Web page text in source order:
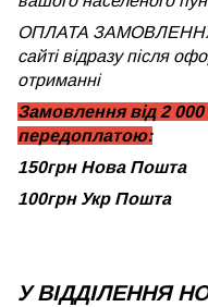
ОПЛАТА ЗАМОВЛЕННЯ :
сайті відразу після
отриманні
Замовлення від 2
передоплатою:
150грн Нова Пошта
100грн Укр Пошта
У ВІДДІЛЕННЯ